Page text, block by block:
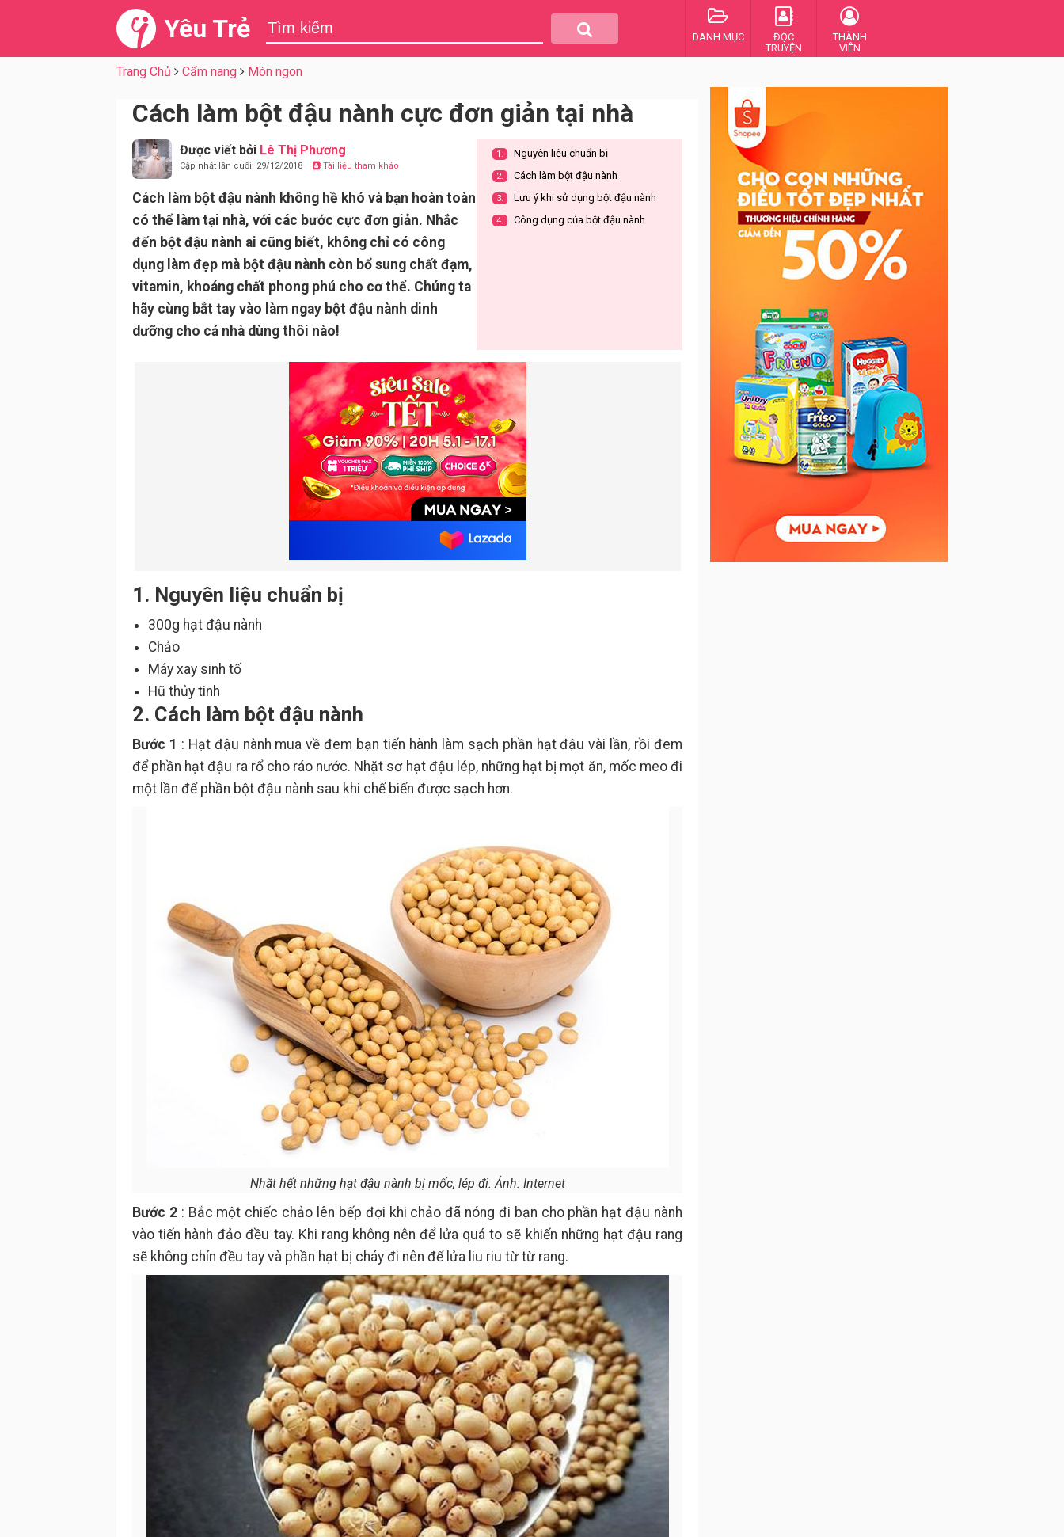
Yêu Trẻ DANH MỤC
ĐỌC
TRUYỆN
THÀNH
VIÊN
Trang Chủ Cẩm nang Món ngon
Cách làm bột đậu nành cực đơn giản tại nhà
Được viết bởi Lê Thị Phương
Cập nhật lần cuối: 29/12/2018 Tài liệu tham khảo
Cách làm bột đậu nành không hề khó và bạn hoàn toàn
có thể làm tại nhà, với các bước cực đơn giản. Nhắc
đến bột đậu nành ai cũng biết, không chỉ có công
dụng làm đẹp mà bột đậu nành còn bổ sung chất đạm,
vitamin, khoáng chất phong phú cho cơ thể. Chúng ta
hãy cùng bắt tay vào làm ngay bột đậu nành dinh
dưỡng cho cả nhà dùng thôi nào!
1. Nguyên liệu chuẩn bị
2. Cách làm bột đậu nành
3. Lưu ý khi sử dụng bột đậu nành
4. Công dụng của bột đậu nành
1. Nguyên liệu chuẩn bị
300g hạt đậu nành
Chảo
Máy xay sinh tố
Hũ thủy tinh
2. Cách làm bột đậu nành
Bước 1 : Hạt đậu nành mua về đem bạn tiến hành làm sạch phần hạt đậu vài lần, rồi đem
để phần hạt đậu ra rổ cho ráo nước. Nhặt sơ hạt đậu lép, những hạt bị mọt ăn, mốc meo đi
một lần để phần bột đậu nành sau khi chế biến được sạch hơn.
Nhặt hết những hạt đậu nành bị mốc, lép đi. Ảnh: Internet
Bước 2: Bắc một chiếc chảo lên bếp đợi khi chảo đã nóng đi bạn cho phần hạt đậu nành
vào tiến hành đảo đều tay. Khi rang không nên để lửa quá to sẽ khiến những hạt đậu rang
sẽ không chín đều tay và phần hạt bị cháy đi nên để lửa liu riu từ từ rang.